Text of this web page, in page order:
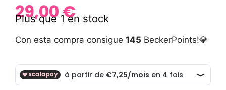
29,00€
Plus que 1 en stock
Con esta compra consigue 145 BeckerPoints!💎